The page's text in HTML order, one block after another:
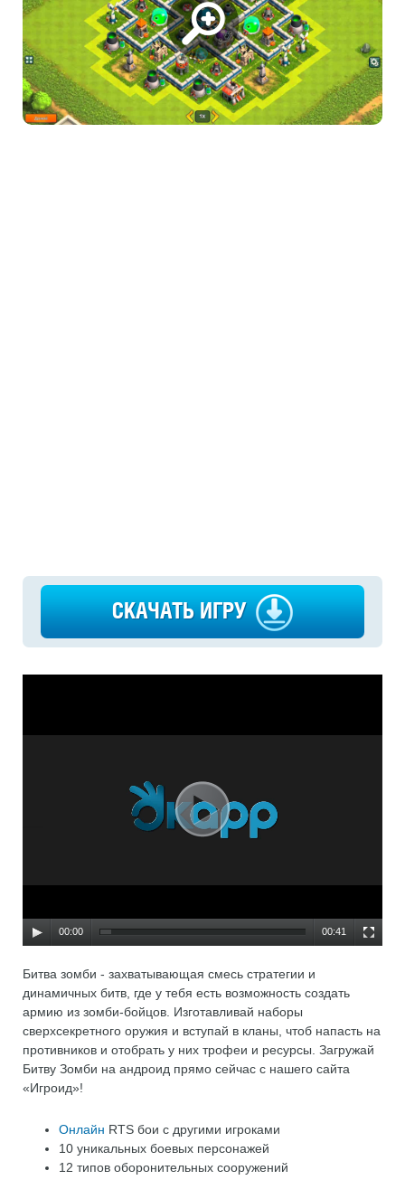
СКАЧАТЬ ИГРУ
00:00 00:41
Битва зомби - захватывающая смесь стратегии и
динамичных битв, где у тебя есть возможность создать
армию из зомби-бойцов. Изготавливай наборы
сверхсекретного оружия и вступай в кланы, чтоб напасть на
противников и отобрать у них трофеи и ресурсы. Загружай
Битву Зомби на андроид прямо сейчас с нашего сайта
«Игроид»!
Онлайн RTS бои с другими игроками
10 уникальных боевых персонажей
12 типов оборонительных сооружений